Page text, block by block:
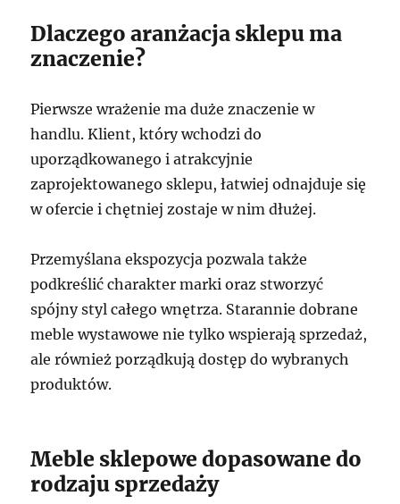
Dlaczego aranżacja sklepu ma
znaczenie?
Pierwsze wrażenie ma duże znaczenie w
handlu. Klient, który wchodzi do
uporządkowanego i atrakcyjnie
zaprojektowanego sklepu, łatwiej odnajduje się
w ofercie i chętniej zostaje w nim dłużej.
Przemyślana ekspozycja pozwala także
podkreślić charakter marki oraz stworzyć
spójny styl całego wnętrza. Starannie dobrane
meble wystawowe nie tylko wspierają sprzedaż,
ale również porządkują dostęp do wybranych
produktów.
Meble sklepowe dopasowane do
rodzaju sprzedaży